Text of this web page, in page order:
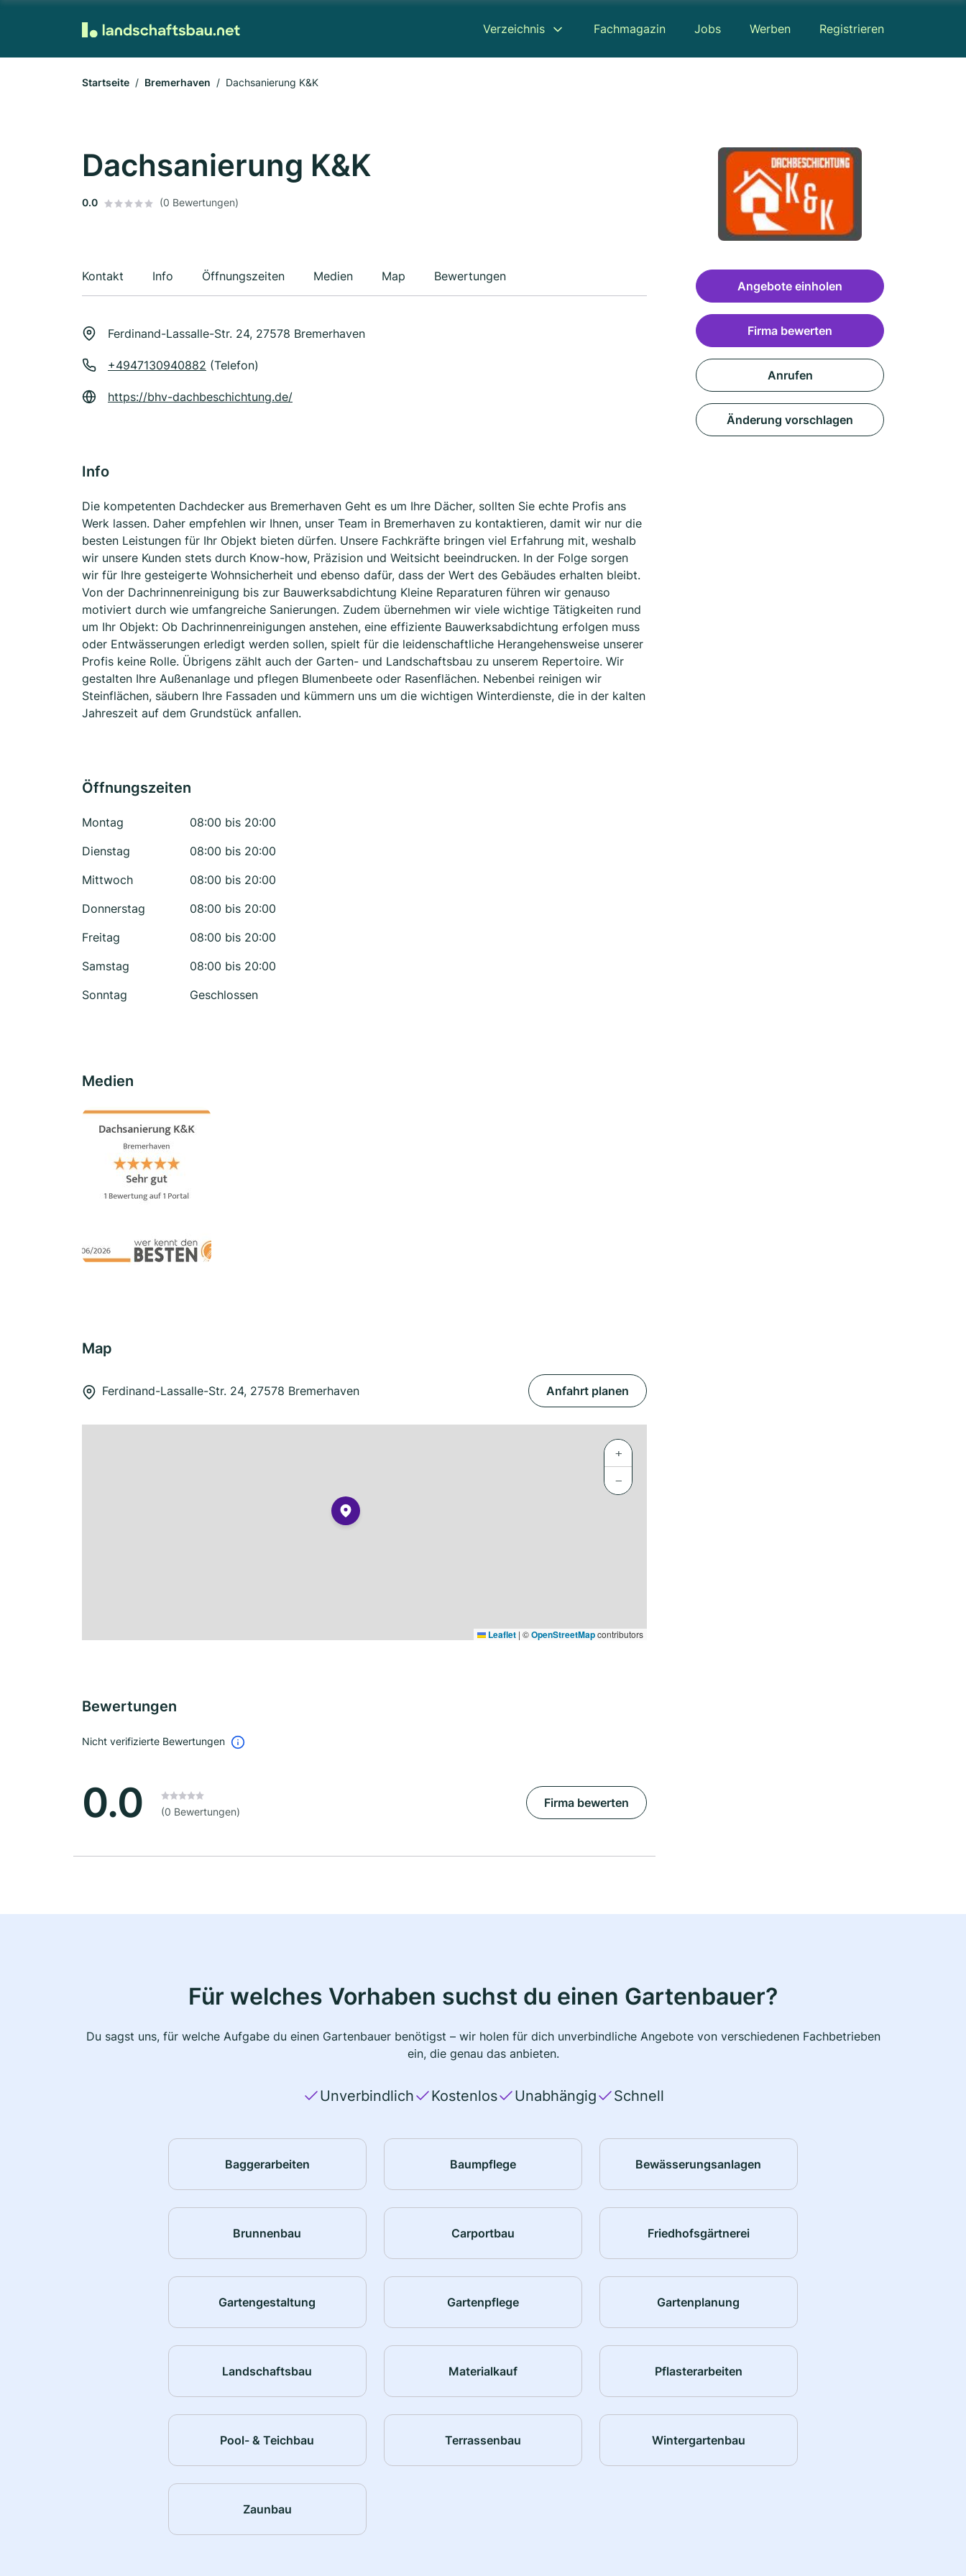
Verzeichnis Fachmagazin Jobs Werben Registrieren
Startseite Bremerhaven Dachsanierung K&K
Dachsanierung K&K
0.0 (0 Bewertungen)
Kontakt Info Öffnungszeiten Medien Map Bewertungen
Ferdinand-Lassalle-Str. 24, 27578 Bremerhaven
+4947130940882 (Telefon)
https://bhv-dachbeschichtung.de/
Info
Die kompetenten Dachdecker aus Bremerhaven Geht es um Ihre Dächer, sollten Sie echte Profis ans
Werk lassen. Daher empfehlen wir Ihnen, unser Team in Bremerhaven zu kontaktieren, damit wir nur die
besten Leistungen für Ihr Objekt bieten dürfen. Unsere Fachkräfte bringen viel Erfahrung mit, weshalb
wir unsere Kunden stets durch Know-how, Präzision und Weitsicht beeindrucken. In der Folge sorgen
wir für Ihre gesteigerte Wohnsicherheit und ebenso dafür, dass der Wert des Gebäudes erhalten bleibt.
Von der Dachrinnenreinigung bis zur Bauwerksabdichtung Kleine Reparaturen führen wir genauso
motiviert durch wie umfangreiche Sanierungen. Zudem übernehmen wir viele wichtige Tätigkeiten rund
um Ihr Objekt: Ob Dachrinnenreinigungen anstehen, eine effiziente Bauwerksabdichtung erfolgen muss
oder Entwässerungen erledigt werden sollen, spielt für die leidenschaftliche Herangehensweise unserer
Profis keine Rolle. Übrigens zählt auch der Garten- und Landschaftsbau zu unserem Repertoire. Wir
gestalten Ihre Außenanlage und pflegen Blumenbeete oder Rasenflächen. Nebenbei reinigen wir
Steinflächen, säubern Ihre Fassaden und kümmern uns um die wichtigen Winterdienste, die in der kalten
Jahreszeit auf dem Grundstück anfallen.
Öffnungszeiten
Montag
08:00 bis 20:00
Dienstag
08:00 bis 20:00
Mittwoch
08:00 bis 20:00
Donnerstag
08:00 bis 20:00
Freitag
08:00 bis 20:00
Samstag
08:00 bis 20:00
Sonntag
Geschlossen
Medien
Map
Ferdinand-Lassalle-Str. 24, 27578 Bremerhaven Anfahrt planen
+
−
Leaflet | ©OpenStreetMapcontributors
Bewertungen
Nicht verifizierte Bewertungen
0.0 (0 Bewertungen)
Firma bewerten
Angebote einholen
Firma bewerten
Anrufen
Änderung vorschlagen
Für welches Vorhaben suchst du einen Gartenbauer?
Du sagst uns, für welche Aufgabe du einen Gartenbauer benötigst – wir holen für dich unverbindliche Angebote von verschiedenen Fachbetrieben
ein, die genau das anbieten.
Unverbindlich Kostenlos Unabhängig Schnell
Baggerarbeiten Baumpflege Bewässerungsanlagen
Brunnenbau Carportbau Friedhofsgärtnerei
Gartengestaltung Gartenpflege Gartenplanung
Landschaftsbau Materialkauf Pflasterarbeiten
Pool- & Teichbau Terrassenbau Wintergartenbau
Zaunbau